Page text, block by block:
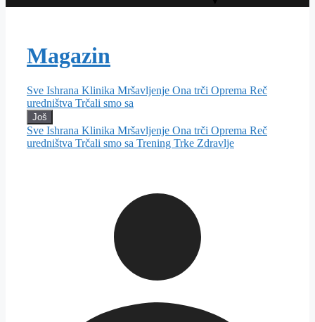
Magazin
Sve Ishrana Klinika Mršavljenje Ona trči Oprema Reč
uredništva Trčali smo sa
Još
Sve Ishrana Klinika Mršavljenje Ona trči Oprema Reč
uredništva Trčali smo sa Trening Trke Zdravlje